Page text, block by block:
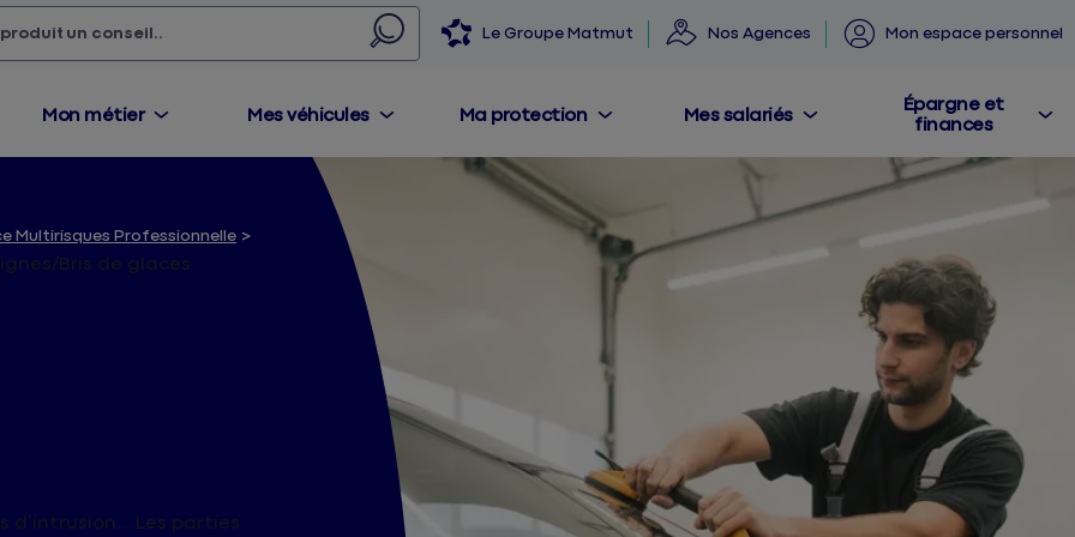
produit,un conseil... Le Groupe Matmut Nos Agences Mon espace personnel
Mon métier Mes véhicules Ma protection Mes salariés
Épargne et
finances
Voir les véhicules
Multirisques Professionnelle
Bris de glaces
Les parties